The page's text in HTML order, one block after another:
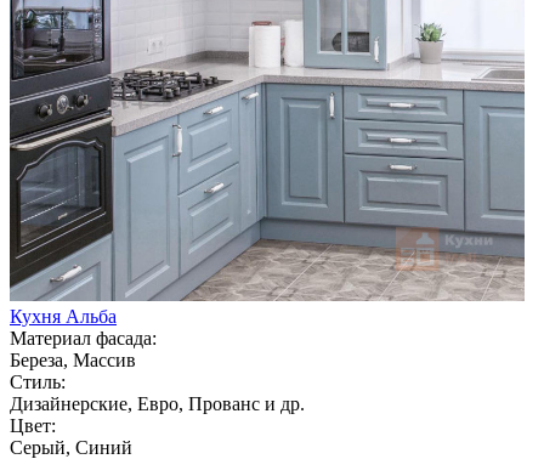
Кухня Альба
Материал фасада:
Береза, Массив
Стиль:
Дизайнерские, Евро, Прованс и др.
Цвет:
Серый, Синий